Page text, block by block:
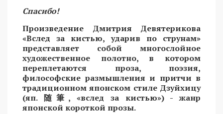
Спасибо!
Произведение Дмитрия Девятерикова
«Вслед за кистью, ударив по струнам»
представляет собой многослойное
художественное полотно, в котором
переплетаются проза, поэзия,
философские размышления и притчи в
традиционном японском стиле Дзуйхицу
(яп. 随筆 , «вслед за кистью») - жанр
японской короткой прозы.